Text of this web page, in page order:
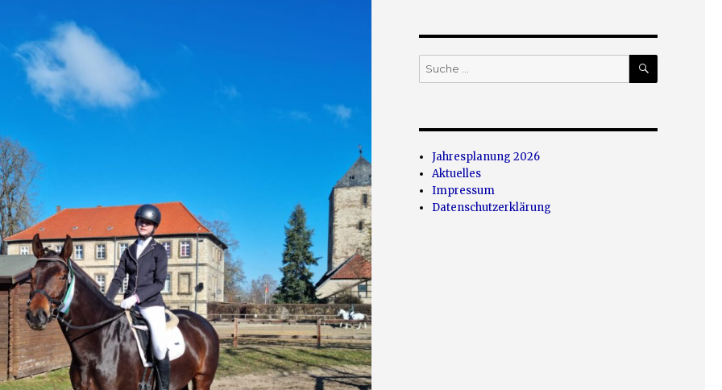
Suche
nach:
SUCHEN
Jahresplanung 2026
Aktuelles
Impressum
Datenschutzerklärung